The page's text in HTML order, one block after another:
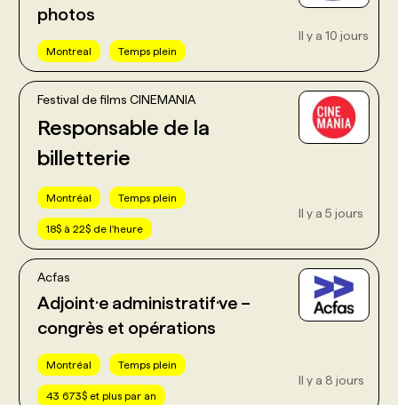
photos
Montreal Temps plein
Il y a 10 jours
Festival de films CINEMANIA
Responsable de la
billetterie
Montréal Temps plein
18$ à 22$ de l'heure
Il y a 5 jours
Acfas
Adjoint·e administratif·ve –
congrès et opérations
Montréal Temps plein
43 673$ et plus par an
Il y a 8 jours